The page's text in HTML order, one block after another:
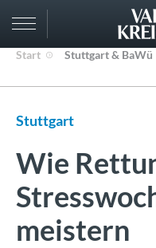
Start Stuttgart & BaWü
Stuttgart
Wie
meistern